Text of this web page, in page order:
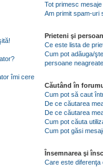
îmi cere
Tot primesc
Am primit spam-uri
Prieteni şi
Ce este lista de
Cum pot adăuga/
persoane
Căutând în
Cum pot să caut
De ce căutarea
De ce căutarea
Cum pot căuta
Cum pot găsi
Însemnarea şi
Care este